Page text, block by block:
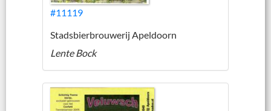
#11119
Stadsbierbrouwerij Apeldoorn
Lente Bock